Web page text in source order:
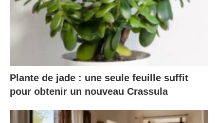
Plante de jade : une seule feuille suffit
pour obtenir un nouveau Crassula